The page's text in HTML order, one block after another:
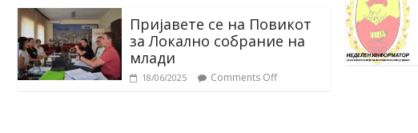
Пријавете се на Повикот
за Локално собрание на
млади
18/06/2025 Comments Off